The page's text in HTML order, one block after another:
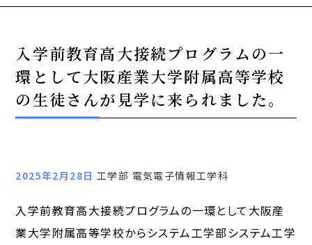
入学前教育高大接続プログラムの一
環として大阪産業大学附属高等学校
の生徒さんが見学に来られました。
2025年2月28日 工学部 電気電子情報工学科
入学前教育高大接続プログラムの一環として大阪産
業大学附属高等学校からシステム工学部システム工学